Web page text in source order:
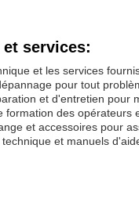
services:
et les services
pour tout
et d'entretien pour
formation des opérateurs
et accessoires pour
et manuels